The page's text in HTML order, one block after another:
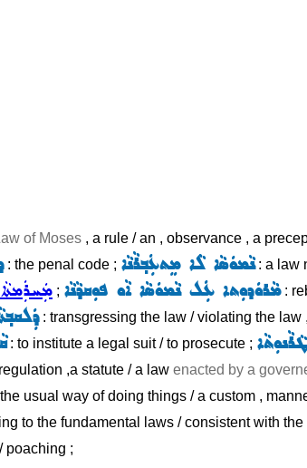
of Moses , a rule / an , observance , a
: the penal code ; ܢܵܡܘܿܣܵܐ ܠܵܐ ܡܸܬܥܲܒ݂ܪܵܢܵܐ: a law
ܡܲܚܪܲܡܬܵܐ ; ܡܵܪܘܿܕܘܼܬܐ ܥܲܠ ܢܵܡܘܿܣܵܐ ܐܵܘ ܦܘܼܩܕܵܢܵܐ:
: transgressing the law / violating the law
: to institute a legal suit / to prosecute ;
,a statute / a law enacted by a
usual way of doing things / a custom ,
to the fundamental laws / consistent with
poaching ;